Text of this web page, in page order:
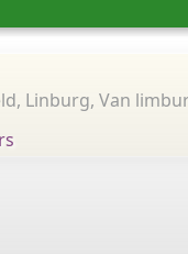
Linburg, Van